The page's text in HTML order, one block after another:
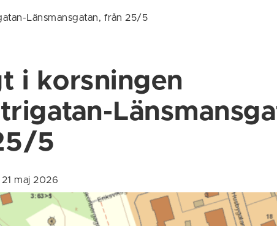
Länsmansgatan, från 25/5
i korsningen
5
maj 2026